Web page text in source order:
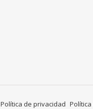
Política de privacidad